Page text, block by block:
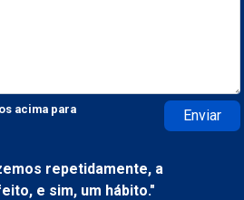
acima para
Enviar
repetidamente, a
e sim, um hábito."